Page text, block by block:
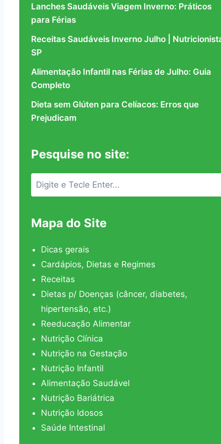
Lanches Saudáveis Viagem Inverno: Práticos
para Férias
Receitas Saudáveis Inverno Julho |
SP
Alimentação Infantil nas Férias de Julho: Guia
Completo
Dieta sem Glúten para Celíacos: Erros que
Prejudicam
Pesquise no site:
Mapa do Site
Dicas gerais
Cardápios, Dietas e Regimes
Receitas
Dietas p/ Doenças (câncer, diabetes,
hipertensão, etc.)
Reeducação Alimentar
Nutrição Clínica
Nutrição na Gestação
Nutrição Infantil
Alimentação Saudável
Nutrição Bariátrica
Nutrição Idosos
Saúde Intestinal